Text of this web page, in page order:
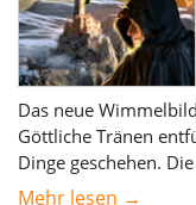
Das neue
Göttliche Tränen
Dinge geschehen.
Mehr lesen →